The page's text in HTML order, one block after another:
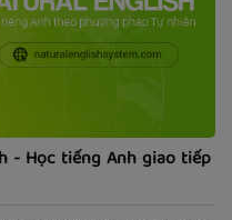
- Học tiếng Anh giao tiếp